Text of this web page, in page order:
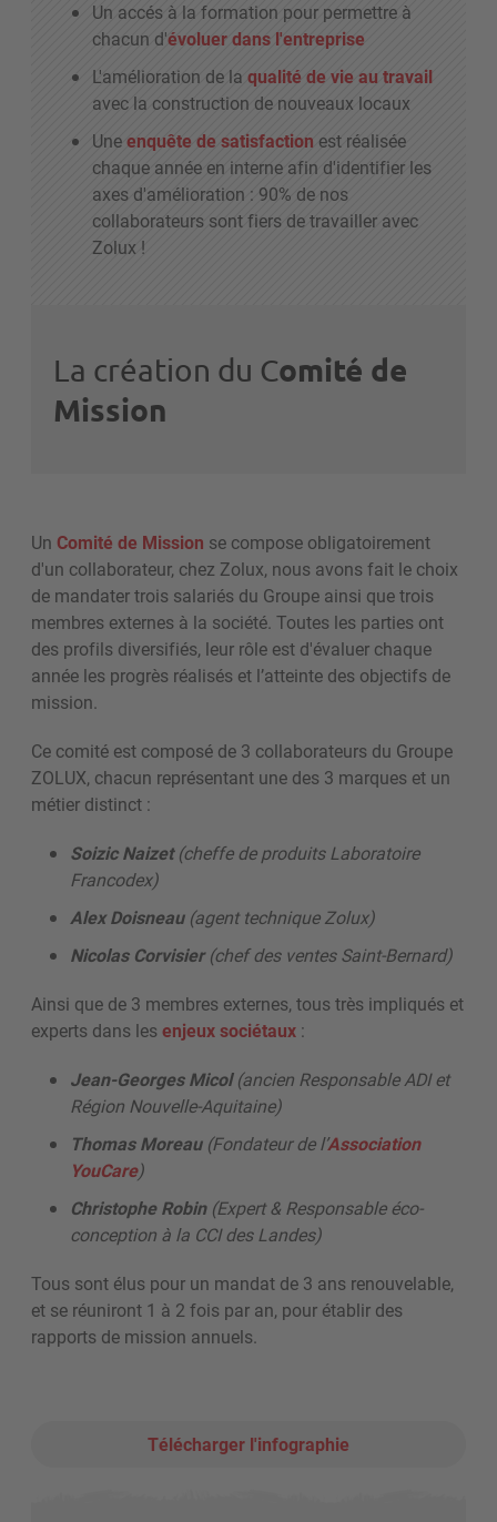
Un accés à la formation pour permettre à
chacun d'évoluer dans l'entreprise
L'amélioration de la qualité de vie au travail
avec la construction de nouveaux locaux
Uneenquête de satisfaction est réalisée
chaque année en interne afin d'identifier les
axes d'amélioration : 90% de nos
collaborateurs sont fiers de travailler avec
Zolux !
La création du Comité de
Mission
Un Comité de Mission se compose obligatoirement
d'un collaborateur, chez Zolux, nous avons fait le choix
de mandater trois salariés du Groupe ainsi que trois
membres externes à la société. Toutes les parties ont
des profils diversifiés, leur rôle est d'évaluer chaque
année les progrès réalisés et l’atteinte des objectifs de
mission.
Ce comité est composé de 3 collaborateurs du Groupe
ZOLUX, chacun représentant une des 3 marques et un
métier distinct :
Soizic Naizet(cheffe de produits Laboratoire
Francodex)
Alex Doisneau(agent technique Zolux)
Nicolas Corvisier(chef des ventes Saint-Bernard)
Ainsi que de 3 membres externes, tous très impliqués et
experts dans lesenjeux sociétaux :
Jean-Georges Micol(ancien Responsable ADI et
Région Nouvelle-Aquitaine)
Thomas Moreau(Fondateur de l’Association
YouCare)
Christophe Robin(Expert & Responsable éco-
conception à la CCI des Landes)
Tous sont élus pour un mandat de 3 ans renouvelable,
et se réuniront 1 à 2 fois par an, pour établir des
rapports de mission annuels.
Télécharger l'infographie